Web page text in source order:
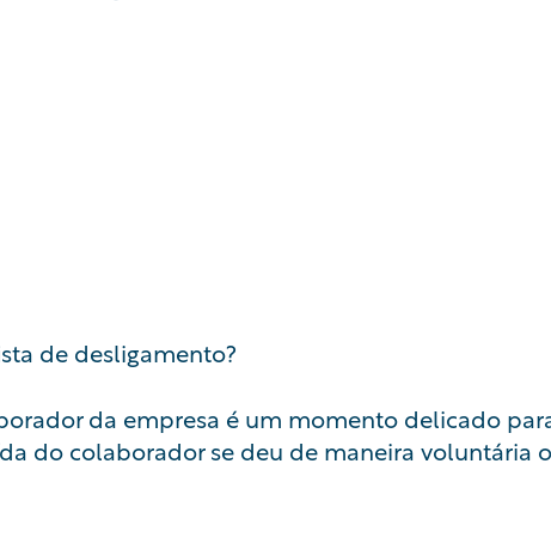
de desligamento?
da empresa é um momento delicado
do colaborador se deu de maneira voluntária